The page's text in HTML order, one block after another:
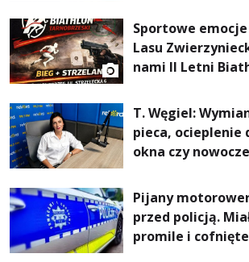
Sportowe
Lasu
nami II Letni
T. Węgiel:
pieca, ocieplenie
okna czy
rachunki za
komfort życia i...
powietrze
Pijany
przed policją.
promile i